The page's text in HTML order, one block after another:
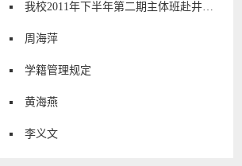
我校2011年下半年第二期主体班赴井冈山异地培训
周海萍
学籍管理规定
黄海燕
李义文